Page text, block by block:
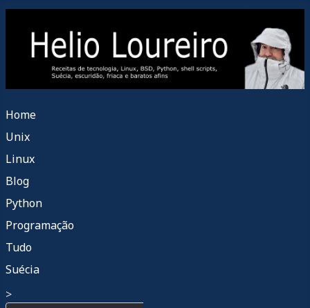
Home
Unix
Linux
Blog
Python
Programação
Tudo
Suécia
>